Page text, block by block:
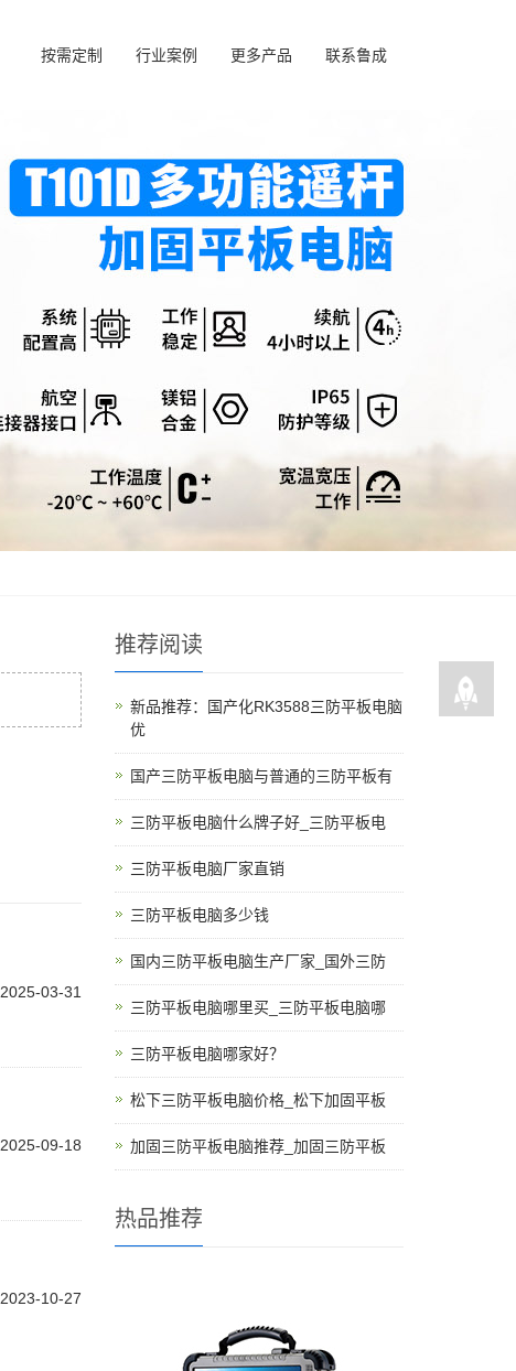
按需定制 行业案例 更多产品 联系鲁成
2025-03-31
2025-09-18
2023-10-27
推荐阅读
新品推荐：国产化RK3588三防平板电脑
优
国产三防平板电脑与普通的三防平板有
三防平板电脑什么牌子好_三防平板电
三防平板电脑厂家直销
三防平板电脑多少钱
国内三防平板电脑生产厂家_国外三防
三防平板电脑哪里买_三防平板电脑哪
三防平板电脑哪家好？
松下三防平板电脑价格_松下加固平板
加固三防平板电脑推荐_加固三防平板
热品推荐